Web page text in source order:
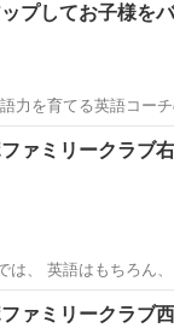
プしてお子様を
を育てる英語コーチのあ
ってほしい」 そう思
ママ
ァミリークラブ
は、 英語はもちろん
語など多言語を、多世
シニアの方ま
その他 ヒッ
ファミリークラブ